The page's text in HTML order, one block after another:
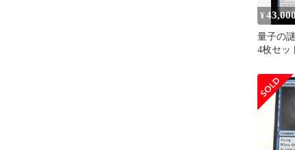
¥
量子の
4枚セッ